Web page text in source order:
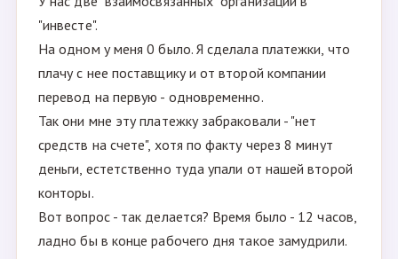
"инвесте".
На одном у меня 0 было. Я сделала платежки, что
плачу с нее поставщику и от второй компании
перевод на первую - одновременно.
Так они мне эту платежку забраковали - "нет
средств на счете", хотя по факту через 8 минут
деньги, естетственно туда упали от нашей второй
конторы.
Вот вопрос - так делается? Время было - 12 часов,
ладно бы в конце рабочего дня такое замудрили.